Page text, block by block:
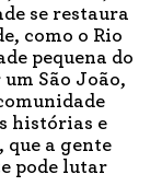
se restaura
como o Rio
pequena do
São João,
histórias e
que a gente
pode lutar